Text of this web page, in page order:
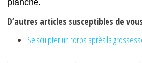
planche.
D’autres articles susceptibles de
Se sculpter un corps après la